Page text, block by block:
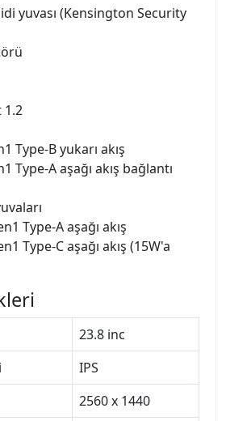
yuvası (Kensington Security
1.2
Type-B yukarı akış
Type-A aşağı akış bağlantı
Type-A aşağı akış
Type-C aşağı akış (15W'a
23.8 inc
IPS
2560 x 1440